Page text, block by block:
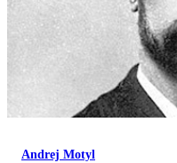
Andrej Motyl